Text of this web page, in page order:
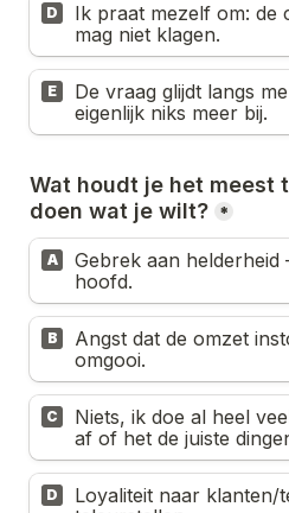
D
Ik praat mezelf om: de
mag niet klagen.
E
De vraag glijdt langs
eigenlijk niks meer bij.
Wat houdt je het meest
doen wat je wilt? *
A
Gebrek aan helderheid
hoofd.
B
Angst dat de omzet
omgooi.
C
Niets, ik doe al heel
af of het de juiste
D
Loyaliteit naar klanten/